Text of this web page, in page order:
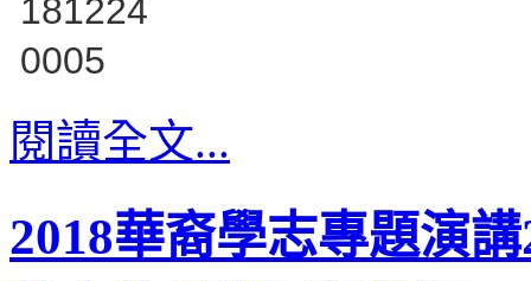
閱讀全文...
2018華裔學志專題演